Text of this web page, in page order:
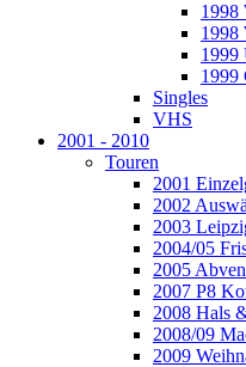
1998
1998
1999
1999
Singles
VHS
2001 - 2010
Touren
2001
2002
2003
2004/05
2005
2007 P8
2008 Hals
2008/09
2009